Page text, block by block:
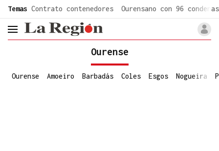
Temas Contrato contenedores Ourensano con 96 condenas
header.menu.open
Ourense
Ourense Amoeiro Barbadás Coles Esgos Nogueira